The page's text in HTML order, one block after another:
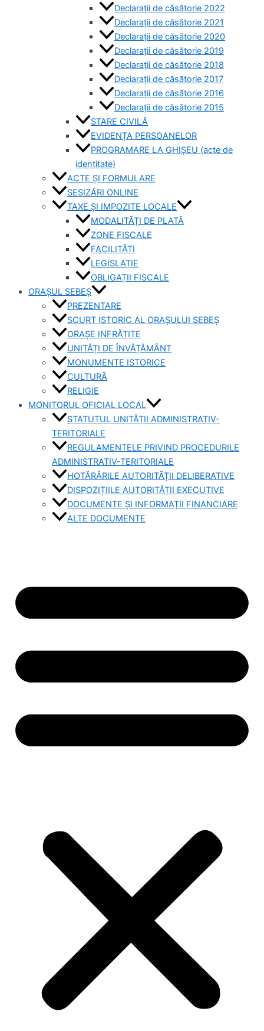
Declarații de căsătorie 2022
Declarații de căsătorie 2021
Declarații de căsătorie 2020
Declarații de căsătorie 2019
Declarații de căsătorie 2018
Declarații de căsătorie 2017
Declarații de căsătorie 2016
Declarații de căsătorie 2015
STARE CIVILĂ
EVIDENȚA PERSOANELOR
PROGRAMARE LA GHIȘEU (acte de
identitate)
ACTE ȘI FORMULARE
SESIZĂRI ONLINE
TAXE ȘI IMPOZITE LOCALE
MODALITĂȚI DE PLATĂ
ZONE FISCALE
FACILITĂȚI
LEGISLAȚIE
OBLIGAȚII FISCALE
ORAȘUL SEBEȘ
PREZENTARE
SCURT ISTORIC AL ORAȘULUI SEBEȘ
ORAȘE INFRĂȚITE
UNITĂȚI DE ÎNVĂȚĂMÂNT
MONUMENTE ISTORICE
CULTURĂ
RELIGIE
MONITORUL OFICIAL LOCAL
STATUTUL UNITĂȚII ADMINISTRATIV-
TERITORIALE
REGULAMENTELE PRIVIND PROCEDURILE
ADMINISTRATIV-TERITORIALE
HOTĂRÂRILE AUTORITĂȚII DELIBERATIVE
DISPOZIȚIILE AUTORITĂȚII EXECUTIVE
DOCUMENTE ȘI INFORMAȚII FINANCIARE
ALTE DOCUMENTE